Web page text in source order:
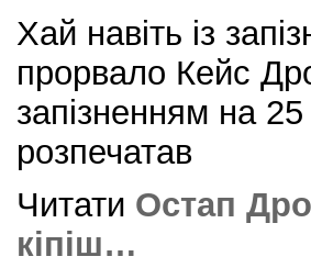
Хай навіть із
прорвало Кейс
запізненням на
розпечатав
Читати Остап
кіпіш…